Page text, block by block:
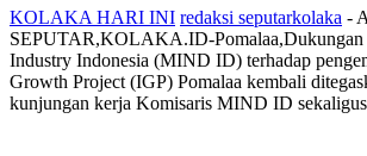
KOLAKA HARI INI redaksi seputarkolaka -
SEPUTAR,KOLAKA.ID-Pomalaa,Dukungan
Industry Indonesia (MIND ID) terhadap
Growth Project (IGP) Pomalaa kembali
kunjungan kerja Komisaris MIND ID